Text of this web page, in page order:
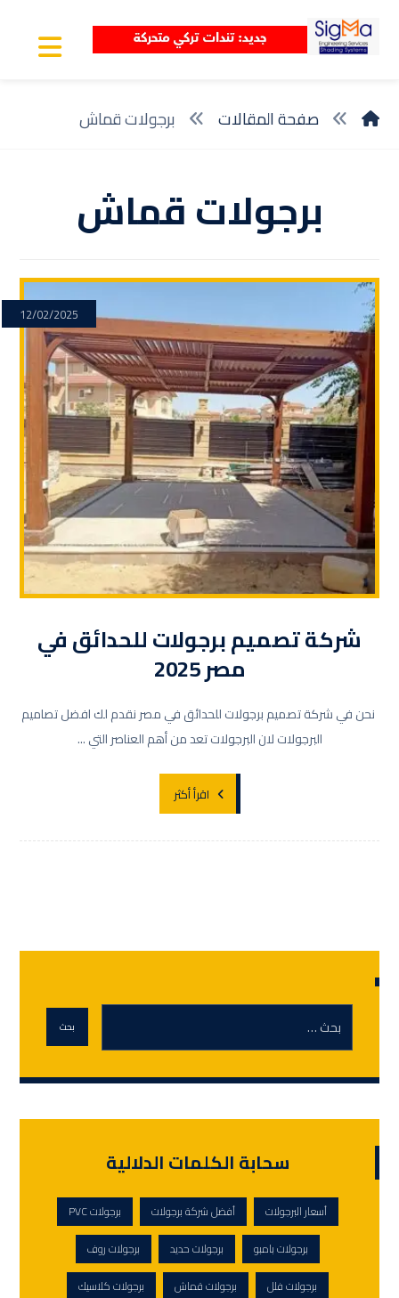
صفحة المقالات برجولات قماش
برجولات قماش
شركة تصميم برجولات للحدائق في
مصر 2025
12/02/2025
نحن في شركة تصميم برجولات للحدائق في مصر نقدم لك افضل تصاميم
البرجولات لان البرجولات تعد من أهم العناصر التي ...
اقرأ أكثر
سحابة الكلمات الدلالية
أسعار البرجولات أفضل شركة برجولات
برجولات PVC
برجولات بامبو
برجولات حديد
برجولات روف
برجولات فلل
برجولات قماش
برجولات كلاسيك